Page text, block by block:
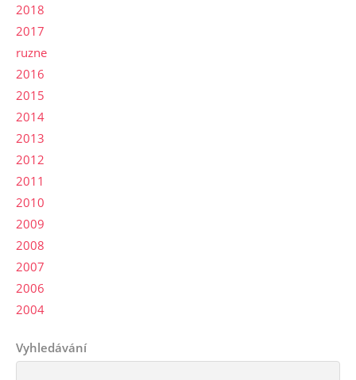
2018
2017
ruzne
2016
2015
2014
2013
2012
2011
2010
2009
2008
2007
2006
2004
Vyhledávání